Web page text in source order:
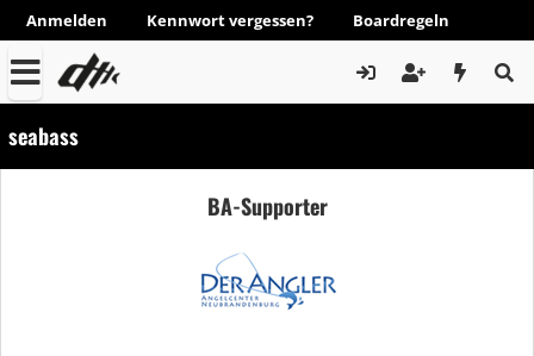
Anmelden Kennwort vergessen? Boardregeln
seabass
BA-Supporter